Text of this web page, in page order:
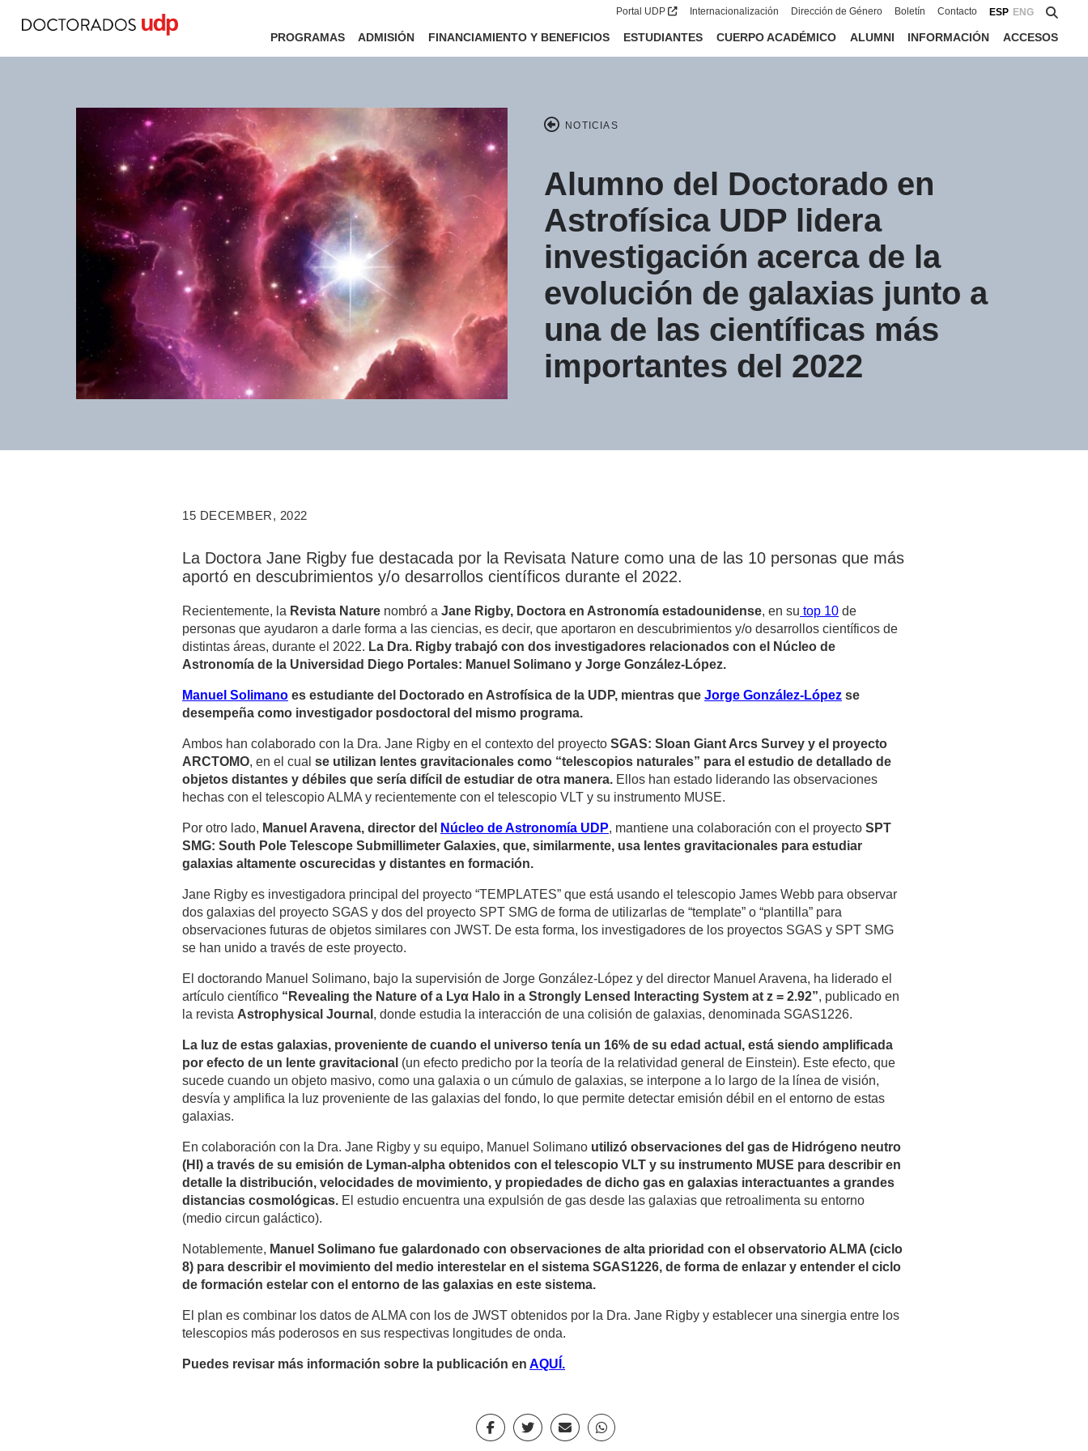
Portal UDP Internacionalización Dirección de Género Boletín Contacto ESP ENG
PROGRAMAS ADMISIÓN FINANCIAMIENTO Y BENEFICIOS ESTUDIANTES CUERPO ACADÉMICO ALUMNI INFORMACIÓN ACCESOS
NOTICIAS
Alumno del Doctorado en
Astrofísica UDP lidera
investigación acerca de la
evolución de galaxias junto a
una de las científicas más
importantes del 2022
15 DECEMBER, 2022
La Doctora Jane Rigby fue destacada por la Revisata Nature como una de las 10 personas que más
aportó en descubrimientos y/o desarrollos científicos durante el 2022.
Recientemente, la Revista Nature nombró a Jane Rigby, Doctora en Astronomía estadounidense, en su top 10 de
personas que ayudaron a darle forma a las ciencias, es decir, que aportaron en descubrimientos y/o desarrollos científicos de
distintas áreas, durante el 2022. La Dra. Rigby trabajó con dos investigadores relacionados con el Núcleo de
Astronomía de la Universidad Diego Portales: Manuel Solimano y Jorge González-López.
Manuel Solimano es estudiante del Doctorado en Astrofísica de la UDP, mientras que Jorge González-López se
desempeña como investigador posdoctoral del mismo programa.
Ambos han colaborado con la Dra. Jane Rigby en el contexto del proyecto SGAS: Sloan Giant Arcs Survey y el proyecto
ARCTOMO, en el cual se utilizan lentes gravitacionales como “telescopios naturales” para el estudio de detallado de
objetos distantes y débiles que sería difícil de estudiar de otra manera. Ellos han estado liderando las observaciones
hechas con el telescopio ALMA y recientemente con el telescopio VLT y su instrumento MUSE.
Por otro lado, Manuel Aravena, director del Núcleo de Astronomía UDP, mantiene una colaboración con el proyecto SPT
SMG: South Pole Telescope Submillimeter Galaxies, que, similarmente, usa lentes gravitacionales para estudiar
galaxias altamente oscurecidas y distantes en formación.
Jane Rigby es investigadora principal del proyecto “TEMPLATES” que está usando el telescopio James Webb para observar
dos galaxias del proyecto SGAS y dos del proyecto SPT SMG de forma de utilizarlas de “template” o “plantilla” para
observaciones futuras de objetos similares con JWST. De esta forma, los investigadores de los proyectos SGAS y SPT SMG
se han unido a través de este proyecto.
El doctorando Manuel Solimano, bajo la supervisión de Jorge González-López y del director Manuel Aravena, ha liderado el
artículo científico “Revealing the Nature of a Lyα Halo in a Strongly Lensed Interacting System at z = 2.92”, publicado en
la revista Astrophysical Journal , donde estudia la interacción de una colisión de galaxias, denominada SGAS1226.
La luz de estas galaxias, proveniente de cuando el universo tenía un 16% de su edad actual, está siendo amplificada
por efecto de un lente gravitacional (un efecto predicho por la teoría de la relatividad general de Einstein). Este efecto, que
sucede cuando un objeto masivo, como una galaxia o un cúmulo de galaxias, se interpone a lo largo de la línea de visión,
desvía y amplifica la luz proveniente de las galaxias del fondo, lo que permite detectar emisión débil en el entorno de estas
galaxias.
En colaboración con la Dra. Jane Rigby y su equipo, Manuel Solimano utilizó observaciones del gas de Hidrógeno neutro
(HI) a través de su emisión de Lyman-alpha obtenidos con el telescopio VLT y su instrumento MUSE para describir en
detalle la distribución, velocidades de movimiento, y propiedades de dicho gas en galaxias interactuantes a grandes
distancias cosmológicas. El estudio encuentra una expulsión de gas desde las galaxias que retroalimenta su entorno
(medio circun galáctico).
Notablemente, Manuel Solimano fue galardonado con observaciones de alta prioridad con el observatorio ALMA (ciclo
8) para describir el movimiento del medio interestelar en el sistema SGAS1226, de forma de enlazar y entender el ciclo
de formación estelar con el entorno de las galaxias en este sistema.
El plan es combinar los datos de ALMA con los de JWST obtenidos por la Dra. Jane Rigby y establecer una sinergia entre los
telescopios más poderosos en sus respectivas longitudes de onda.
Puedes revisar más información sobre la publicación en AQUÍ.